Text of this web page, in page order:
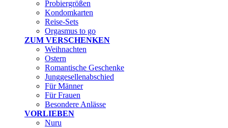
Probiergrößen
Kondomkarten
Reise-Sets
Orgasmus to go
ZUM VERSCHENKEN
Weihnachten
Ostern
Romantische Geschenke
Junggesellenabschied
Für Männer
Für Frauen
Besondere Anlässe
VORLIEBEN
Nuru